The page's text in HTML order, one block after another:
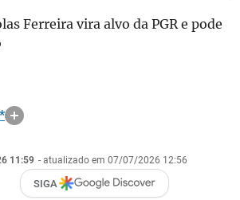
Ferreira vira alvo da PGR e pode
11:59 - atualizado em 07/07/2026 12:56
SIGA